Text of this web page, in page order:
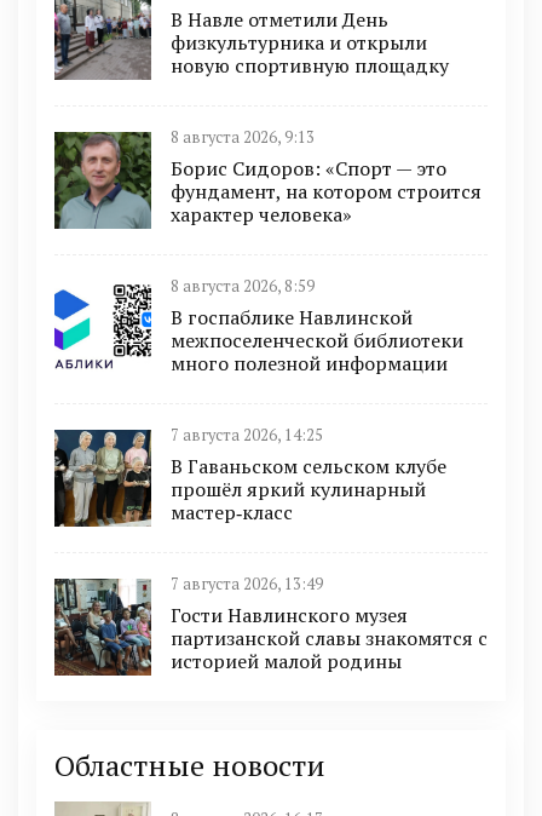
В Навле отметили День
физкультурника и открыли
новую спортивную площадку
8 августа 2026, 9:13
Борис Сидоров: «Спорт — это
фундамент, на котором строится
характер человека»
8 августа 2026, 8:59
В госпаблике Навлинской
межпоселенческой библиотеки
много полезной информации
7 августа 2026, 14:25
В Гаваньском сельском клубе
прошёл яркий кулинарный
мастер‑класс
7 августа 2026, 13:49
Гости Навлинского музея
партизанской славы знакомятся с
историей малой родины
Областные новости